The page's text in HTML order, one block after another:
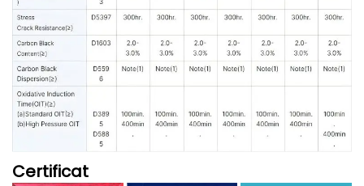
Certificat